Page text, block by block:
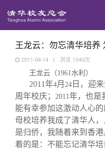
西南联
义工计
新媒体
青春风
校友文苑
校友讲
校友视
王龙云：勿忘清华培养
2011-04-14 | 浏览 1040次
王龙云（1961水利）
2011年4月 24 日，迎
周年校庆； 2011年，也是
能有幸参加这激动人心
母校培养我成了清华人
是归侨，我随着来到香
着的是：不能忘记清华